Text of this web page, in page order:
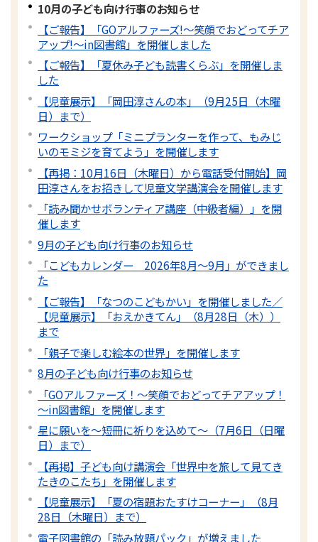
10月の子ども向け行事のお知らせ
【ご報告】「GOアルファーズ!～笑顔でおどってチア
アップ!～in図書館」を開催しました
【ご報告】「夏休み子ども読書くらぶ」を開催しま
した
【児童展示】「岡田淳さんの本」（9月25日（木曜
日）まで）
ワークショップ「ミニプランターを作って、もみじ
いのモミジを育てよう」を開催します
【再掲：10月16日（木曜日）から電話受付開始】岡
田淳さんをお招きして児童文学講演会を開催します
「読み聞かせボランティア講座（中級者編）」を開
催します
9月の子ども向け行事のお知らせ
「こどもカレンダー 2026年8月～9月」ができまし
た
【ご報告】「なつのこどもかい」を開催しました／
【児童展示】「おえかきてん」（8月28日（木））
まで
「親子で楽しむ絵本の世界」を開催します
8月の子ども向け行事のお知らせ
「GOアルファーズ！～笑顔でおどってチアアップ！
～in図書館」を開催します
星に願いを～短冊に祈りを込めて～（7月6日（日曜
日）まで）
【再掲】子ども向け講演会「世界中を旅して見てき
たきのこたち」を開催します
【児童展示】「夏の宿題おたすけコーナー」（8月
28日（木曜日）まで）
電子図書館の「読み放題パック」が増えました